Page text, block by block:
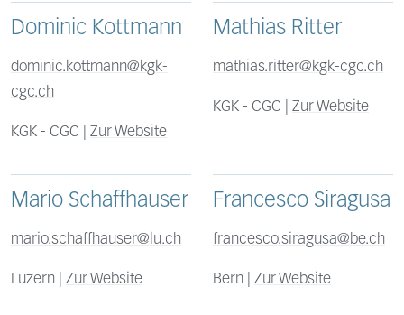
Dominic Kottmann
dominic.kottmann@kgk-
cgc.ch
KGK - CGC | Zur Website
Mathias Ritter
mathias.ritter@kgk-cgc.ch
KGK - CGC | Zur Website
Mario Schaffhauser
mario.schaffhauser@lu.ch
Luzern | Zur Website
Francesco Siragusa
francesco.siragusa@be.ch
Bern | Zur Website